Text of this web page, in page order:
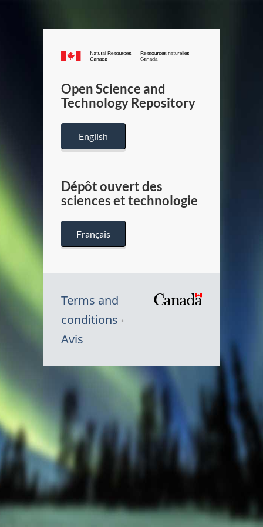
Canada.ca
/
Canada
Open Science and
Technology Repository
English
Dépôt ouvert des
sciences et technologie
Français
Terms and
conditions
Avis
Canada